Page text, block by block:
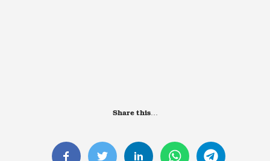
Share this…